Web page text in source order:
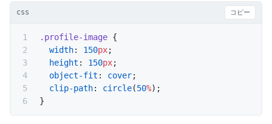
css コピー
.profile-image {
  width
: 150px;
  height
: 150px;
  object-fit
: cover;
  clip-path
: circle(50%);
}